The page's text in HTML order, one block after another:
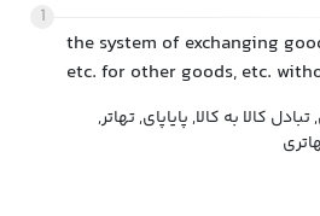
1
the system of exchanging
etc. for other goods, etc.
کالا به کالا, پایاپای, تهاتر,